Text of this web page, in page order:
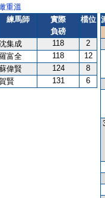
重溫
練馬師
實際
負磅
檔位
集成 118
2
富全 118
12
偉賢 124
8
賢 131 6